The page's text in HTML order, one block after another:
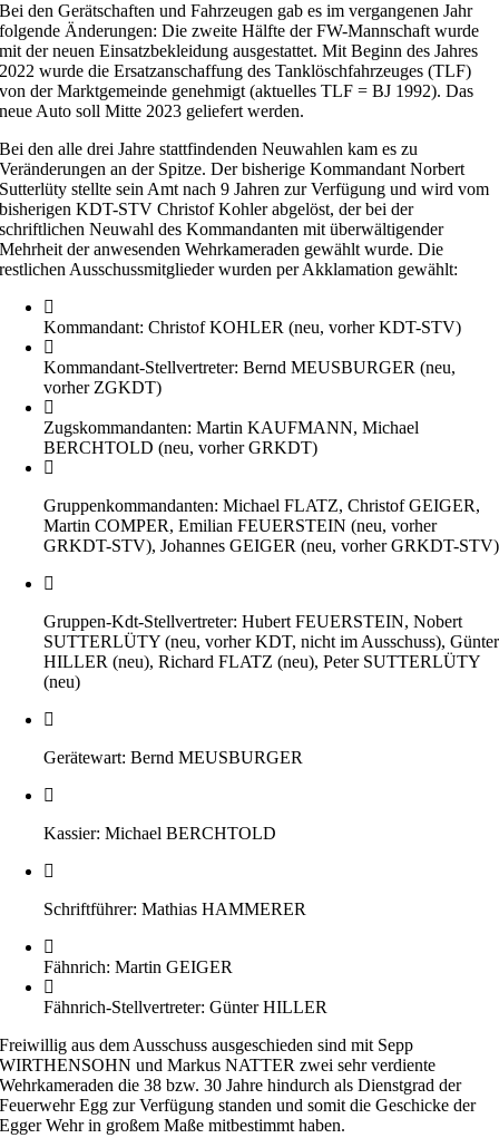
Bei den Gerätschaften und Fahrzeugen gab es im vergangenen Jahr
folgende Änderungen: Die zweite Hälfte der FW-Mannschaft wurde
mit der neuen Einsatzbekleidung ausgestattet. Mit Beginn des Jahres
2022 wurde die Ersatzanschaffung des Tanklöschfahrzeuges (TLF)
von der Marktgemeinde genehmigt (aktuelles TLF = BJ 1992). Das
neue Auto soll Mitte 2023 geliefert werden.
Bei den alle drei Jahre stattfindenden Neuwahlen kam es zu
Veränderungen an der Spitze. Der bisherige Kommandant Norbert
Sutterlüty stellte sein Amt nach 9 Jahren zur Verfügung und wird vom
bisherigen KDT-STV Christof Kohler abgelöst, der bei der
schriftlichen Neuwahl des Kommandanten mit überwältigender
Mehrheit der anwesenden Wehrkameraden gewählt wurde. Die
restlichen Ausschussmitglieder wurden per Akklamation gewählt:
Kommandant: Christof KOHLER (neu, vorher KDT-STV)
Kommandant-Stellvertreter: Bernd MEUSBURGER (neu,
vorher ZGKDT)
Zugskommandanten: Martin KAUFMANN, Michael
BERCHTOLD (neu, vorher GRKDT)
Gruppenkommandanten: Michael FLATZ, Christof GEIGER,
Martin COMPER, Emilian FEUERSTEIN (neu, vorher
GRKDT-STV), Johannes GEIGER (neu, vorher GRKDT-STV)
Gruppen-Kdt-Stellvertreter: Hubert FEUERSTEIN, Nobert
SUTTERLÜTY (neu, vorher KDT, nicht im Ausschuss), Günter
HILLER (neu), Richard FLATZ (neu), Peter SUTTERLÜTY
(neu)
Gerätewart: Bernd MEUSBURGER
Kassier: Michael BERCHTOLD
Schriftführer: Mathias HAMMERER
Fähnrich: Martin GEIGER
Fähnrich-Stellvertreter: Günter HILLER
Freiwillig aus dem Ausschuss ausgeschieden sind mit Sepp
WIRTHENSOHN und Markus NATTER zwei sehr verdiente
Wehrkameraden die 38 bzw. 30 Jahre hindurch als Dienstgrad der
Feuerwehr Egg zur Verfügung standen und somit die Geschicke der
Egger Wehr in großem Maße mitbestimmt haben.